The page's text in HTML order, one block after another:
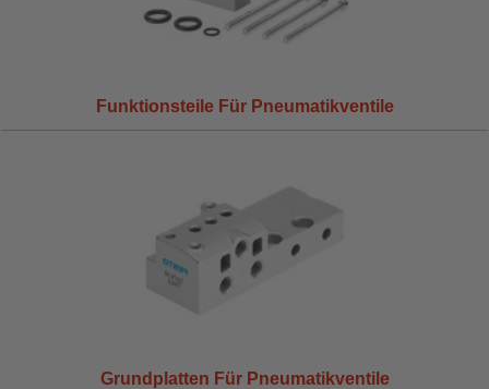
Funktionsteile Für Pneumatikventile
Grundplatten Für Pneumatikventile